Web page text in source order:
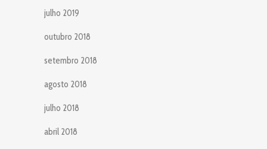
julho 2019
outubro 2018
setembro 2018
agosto 2018
julho 2018
abril 2018